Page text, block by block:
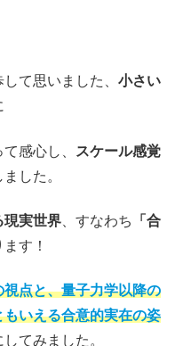
て思いました、 小さい
感心し、
スケール感覚
した。
現実世界 、すなわち
「合
す！
点と、量子力学以降の
いえる合意的実在の姿
てみました。